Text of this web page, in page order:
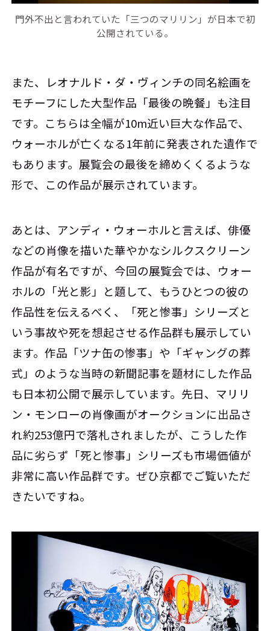
門外不出と言われていた「三つのマリリン」が日本で初
公開されている。
また、レオナルド・ダ・ヴィンチの同名絵画を
モチーフにした大型作品「最後の晩餐」も注目
です。こちらは全幅が10m近い巨大な作品で、
ウォーホルが亡くなる1年前に発表された遺作で
もあります。展覧会の最後を締めくくるような
形で、この作品が展示されています。
あとは、アンディ・ウォーホルと言えば、俳優
などの肖像を描いた華やかなシルクスクリーン
作品が有名ですが、今回の展覧会では、ウォー
ホルの「光と影」と題して、もうひとつの彼の
作品性を伝えるべく、「死と惨事」シリーズと
いう事故や死を想起させる作品群も展示してい
ます。作品「ツナ缶の惨事」や「ギャングの葬
式」のような当時の新聞記事を題材にした作品
も日本初公開で展示しています。先日、マリリ
ン・モンローの肖像画がオークションに出品さ
れ約253億円で落札されましたが、こうした作
品に劣らず「死と惨事」シリーズも市場価値が
非常に高い作品群です。ぜひ京都でご覧いただ
きたいですね。